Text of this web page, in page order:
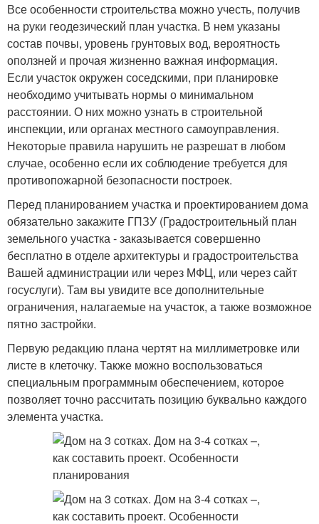
Все особенности строительства можно учесть, получив
на руки геодезический план участка. В нем указаны
состав почвы, уровень грунтовых вод, вероятность
оползней и прочая жизненно важная информация.
Если участок окружен соседскими, при планировке
необходимо учитывать нормы о минимальном
расстоянии. О них можно узнать в строительной
инспекции, или органах местного самоуправления.
Некоторые правила нарушить не разрешат в любом
случае, особенно если их соблюдение требуется для
противопожарной безопасности построек.
Перед планированием участка и проектированием дома
обязательно закажите ГПЗУ (Градостроительный план
земельного участка - заказывается совершенно
бесплатно в отделе архитектуры и градостроительства
Вашей администрации или через МФЦ, или через сайт
госуслуги). Там вы увидите все дополнительные
ограничения, налагаемые на участок, а также возможное
пятно застройки.
Первую редакцию плана чертят на миллиметровке или
листе в клеточку. Также можно воспользоваться
специальным программным обеспечением, которое
позволяет точно рассчитать позицию буквально каждого
элемента участка.